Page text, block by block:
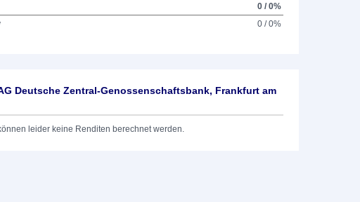
0 / 0%
0 / 0%
Deutsche Zentral-Genossenschaftsbank, Frankfurt am
leider keine Renditen berechnet werden.